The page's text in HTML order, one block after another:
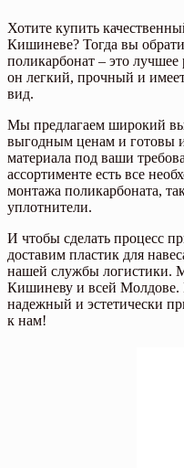
Хотите купить
Кишиневе? Тогда вы
поликарбонат – это лучшее
он легкий, прочный и
вид.
Мы предлагаем широкий
выгодным ценам и готовы
материала под ваши
ассортименте есть все
монтажа поликарбоната,
уплотнители.
И чтобы сделать процесс
доставим пластик для
нашей службы логистики.
Кишиневу и всей Молдове.
надежный и эстетически
к нам!